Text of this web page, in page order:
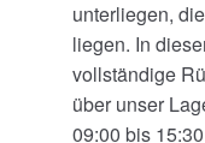
unterliegen,
liegen. In
vollständige
über unser
09:00 bis